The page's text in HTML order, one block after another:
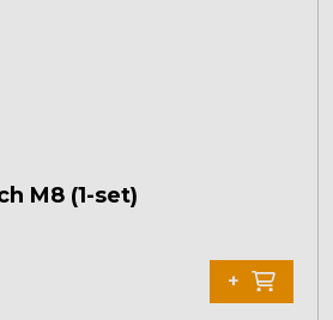
M8 (1-set)
+